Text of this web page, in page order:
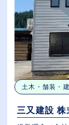
土木・舗装・
三又建設 株